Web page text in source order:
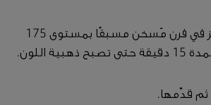
اخبز الكوكيز في فرن مُسخن مسبقًا بمستوى 175
اللون.
ثم قدّمها.